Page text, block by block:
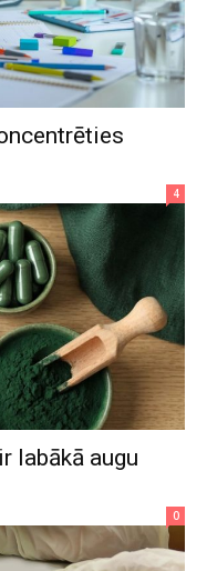
4
labākā augu
0